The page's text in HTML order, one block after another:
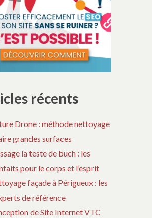
récents
Drone : méthode nettoyage
grandes surfaces
la teste de buch : les
pour le corps et l’esprit
façade à Périgueux : les
de référence
de Site Internet VTC